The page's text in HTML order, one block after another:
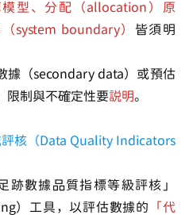
模型、分配（allocation）原
system boundary） 皆須明
據（secondary data）或預估
限制與不確定性要說明。
核（Data Quality Indicators
跡數據品質指標等級評核」
）工具，以評估數據的
「代